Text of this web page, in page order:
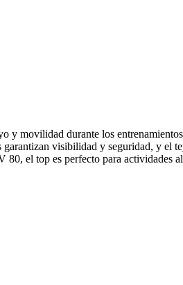
y movilidad durante los
visibilidad y seguridad, y el
el top es perfecto para actividades